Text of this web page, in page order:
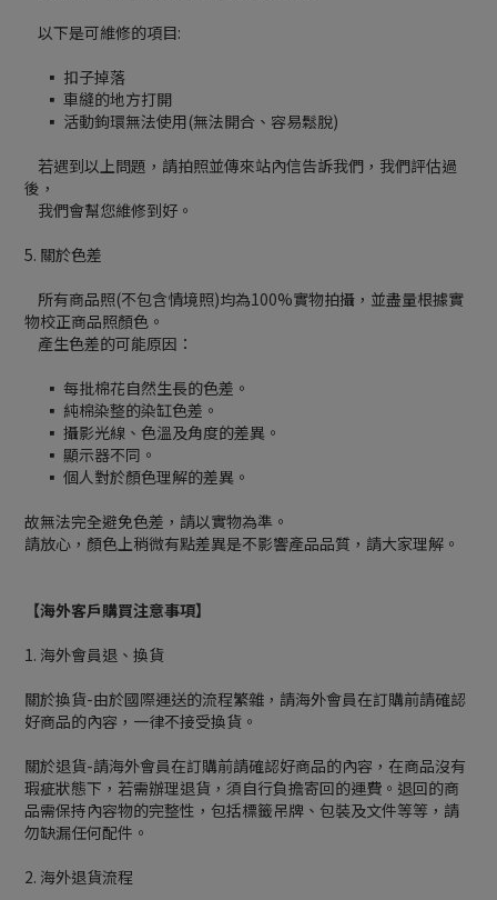
以下是可維修的項目:
▪ 扣子掉落
▪ 車縫的地方打開
▪ 活動鉤環無法使用(無法開合、容易鬆脫)
若遇到以上問題，請拍照並傳來站內信告訴我們，我們評估過
後，
我們會幫您維修到好。
5. 關於色差
所有商品照(不包含情境照)均為100%實物拍攝，並盡量根據實
物校正商品照顏色。
產生色差的可能原因：
▪ 每批棉花自然生長的色差。
▪ 純棉染整的染缸色差。
▪ 攝影光線、色溫及角度的差異。
▪ 顯示器不同。
▪ 個人對於顏色理解的差異。
故無法完全避免色差，請以實物為準。
請放心，顏色上稍微有點差異是不影響產品品質，請大家理解。
【海外客戶購買注意事項】
1. 海外會員退、換貨
關於換貨-由於國際運送的流程繁雜，請海外會員在訂購前請確認
好商品的內容，一律不接受換貨。
關於退貨-請海外會員在訂購前請確認好商品的內容，在商品沒有
瑕疵狀態下，若需辦理退貨，須自行負擔寄回的運費。退回的商
品需保持內容物的完整性，包括標籤吊牌、包裝及文件等等，請
勿缺漏任何配件。
2. 海外退貨流程